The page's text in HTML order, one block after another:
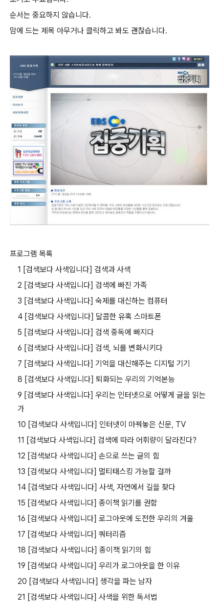
순서는 중요하지 않습니다.
맘에 드는 제목 아무거나 클릭하고 봐도 괜찮습니다.
프로그램 목록
1 [검색보다 사색입니다] 검색과 사색
2 [검색보다 사색입니다] 검색에 빠진 가족
3 [검색보다 사색입니다] 숙제를 대신하는 컴퓨터
4 [검색보다 사색입니다] 달콤한 유혹 스마트폰
5 [검색보다 사색입니다] 검색 중독에 빠지다
6 [검색보다 사색입니다] 검색, 뇌를 변화시키다
7 [검색보다 사색입니다] 기억을 대신해주는 디지털 기기
8 [검색보다 사색입니다] 퇴화되는 우리의 기억본능
9 [검색보다 사색입니다] 우리는 인터넷으로 어떻게 글을 읽는
가
10 [검색보다 사색입니다] 인터넷이 마꿔놓은 신문, TV
11 [검색보다 사색입니다] 검색에 따라 어휘량이 달라진다?
12 [검색보다 사색입니다] 손으로 쓰는 글의 힘
13 [검색보다 사색입니다] 멀티태스킹 가능할 걸까
14 [검색보다 사색입니다] 사색, 자연에서 길을 찾다
15 [검색보다 사색입니다] 종이책 읽기를 권함
16 [검색보다 사색입니다] 로그아웃에 도전한 우리의 겨울
17 [검색보다 사색입니다] 쿼터리즘
18 [검색보다 사색입니다] 종이책 읽기의 힘
19 [검색보다 사색입니다] 우리가 로그아웃을 한 이유
20 [검색보다 사색입니다] 생각을 파는 남자
21 [검색보다 사색입니다] 사색을 위한 독서법